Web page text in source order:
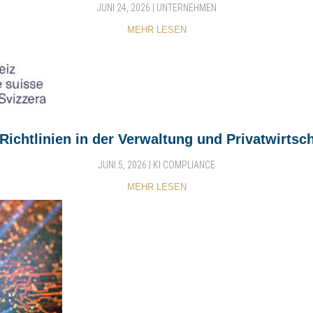
JUNI 24, 2026 UNTERNEHMEN
MEHR LESEN
in der Verwaltung und
JUNI 5, 2026 KI COMPLIANCE
MEHR LESEN